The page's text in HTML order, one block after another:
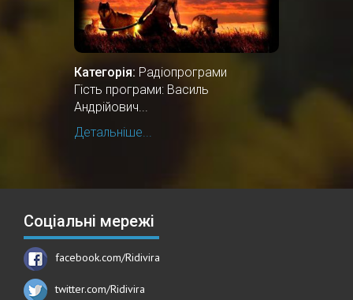
Категорія: Радіопрограми
Гість програми: Василь
Андрійович...
Детальніше...
Соціальні мережі
facebook.com/Ridivira
twitter.com/Ridivira